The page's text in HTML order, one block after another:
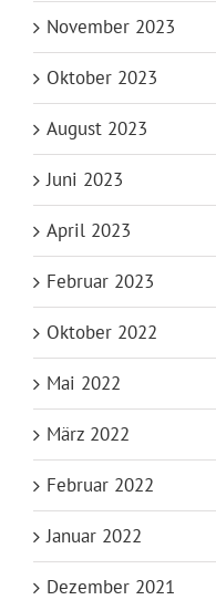
November 2023
Oktober 2023
August 2023
Juni 2023
April 2023
Februar 2023
Oktober 2022
Mai 2022
März 2022
Februar 2022
Januar 2022
Dezember 2021